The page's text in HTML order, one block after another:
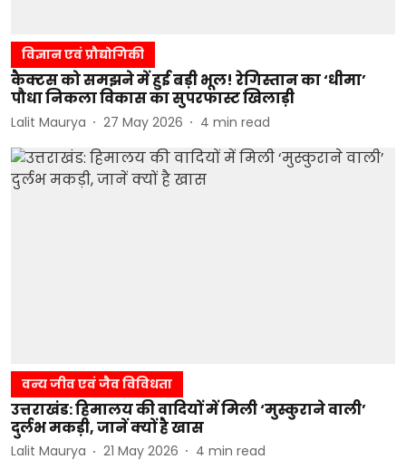
विज्ञान एवं प्रौद्योगिकी
कैक्टस को समझने में हुई बड़ी भूल! रेगिस्तान का ‘धीमा’
पौधा निकला विकास का सुपरफास्ट खिलाड़ी
Lalit Maurya 27 May 2026 4 min read
वन्य जीव एवं जैव विविधता
उत्तराखंड: हिमालय की वादियों में मिली ‘मुस्कुराने वाली’
दुर्लभ मकड़ी, जानें क्यों है खास
Lalit Maurya 21 May 2026 4 min read